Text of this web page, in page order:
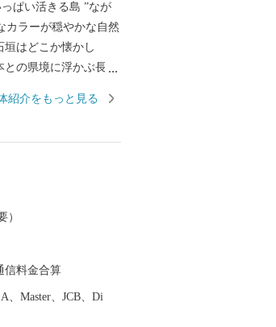
ぱい活きる島 ”なが
カラーが穏やかな自然
垣はどこか懐かし
す。 心地いい方言の
みをお届けできるよ
ギ貝・わかめ・青お
ら穫れるじゃがいも
橘類などまさに食材
らかで元気なのは、
紹介をもっと見る
）
信料金合算
、Master、JCB、Di